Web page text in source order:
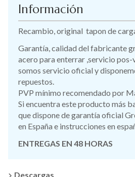
Información
Recambio, original tapon de
Garantía, calidad del fabricante
acero para enterrar ,servicio pos-
somos servicio oficial y
repuestos.
PVP mínimo recomendado por
Si encuentra este producto más
que dispone de garantía oficial
en España e instrucciones en
ENTREGAS EN 48 HORAS
Descargas